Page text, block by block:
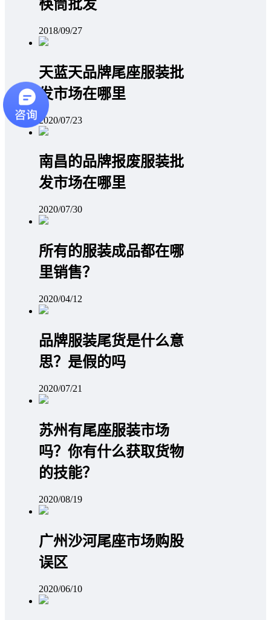
筷筒批发
2018/09/27
天蓝天品牌尾座服装批
发市场在哪里
2020/07/23
南昌的品牌报废服装批
发市场在哪里
2020/07/30
所有的服装成品都在哪
里销售？
2020/04/12
品牌服装尾货是什么意
思？是假的吗
2020/07/21
苏州有尾座服装市场
吗？你有什么获取货物
的技能？
2020/08/19
广州沙河尾座市场购股
误区
2020/06/10